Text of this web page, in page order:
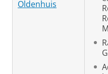
Oldenhuis